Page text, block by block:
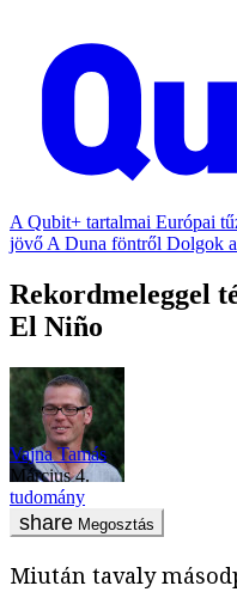
A Qubit+ tartalmai Európai
jövő A Duna föntről Dolgok
Rekordmeleggel
El Niño
Vajna Tamás
március 4.
tudomány
Megosztás
Miután tavaly